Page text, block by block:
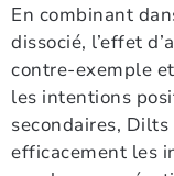
En combinant
dissocié, l’effet
contre-exemple
les intentions
secondaires,
efficacement les